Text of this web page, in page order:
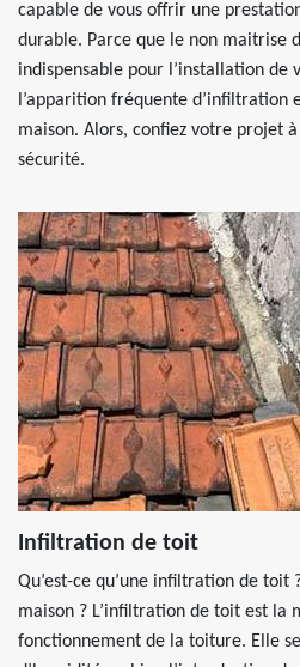
capable de vous offrir une
durable. Parce que le non maitrise
indispensable pour l’installation de
l’apparition fréquente
maison. Alors, confiez votre projet
sécurité.
Infiltration de toit
Qu’est-ce qu’une infiltration de toit
maison ? L’infiltration de toit est la
fonctionnement de la toiture. Elle